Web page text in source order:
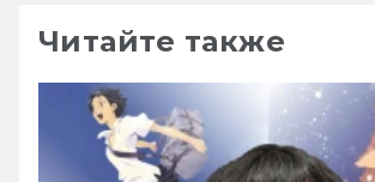
Читайте также